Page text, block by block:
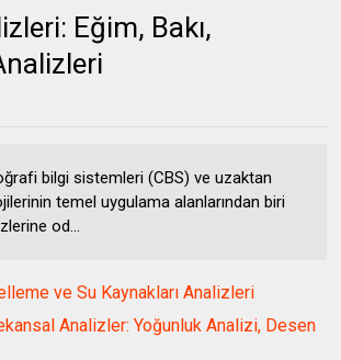
Eğim, Bakı,
bilgi sistemleri (CBS) ve uzaktan
temel uygulama alanlarından biri
od...
ve Su Kaynakları Analizleri
Analizler: Yoğunluk Analizi, Desen